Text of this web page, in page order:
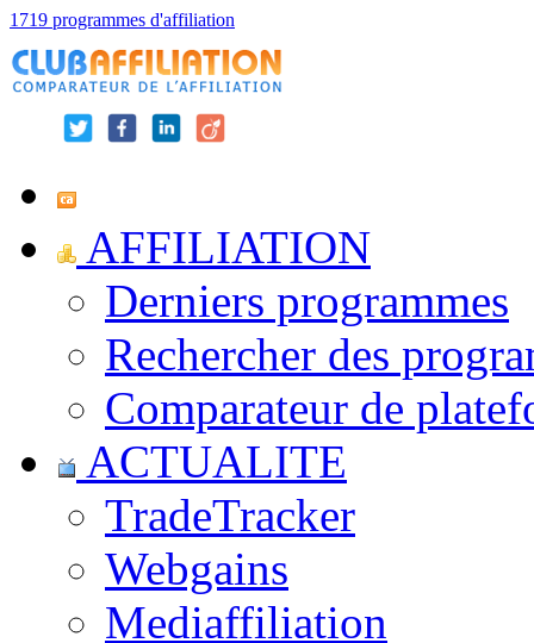
1719 programmes d'affiliation
AFFILIATION
Derniers programmes
Rechercher des
Comparateur de
ACTUALITE
TradeTracker
Webgains
Mediaffiliation